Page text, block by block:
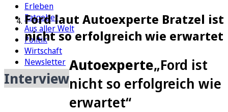
Erleben
Ratgeber
Aus aller Welt
Politik
Wirtschaft
Newsletter
E-Paper
Ford laut Autoexperte Bratzel ist
nicht so erfolgreich wie erwartet
Interview
Autoexperte„Ford ist
nicht so erfolgreich wie
erwartet“